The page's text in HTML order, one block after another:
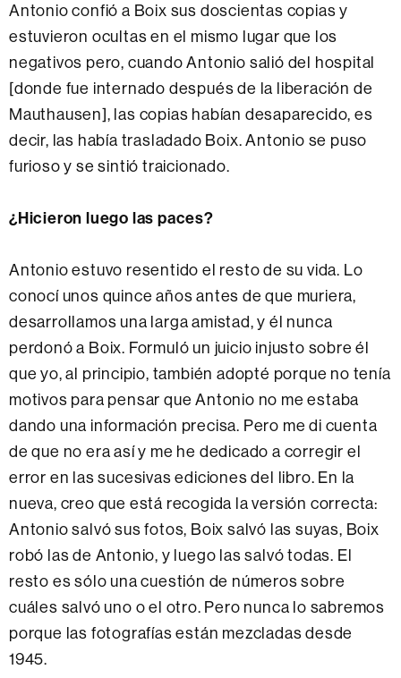
Antonio confió a Boix sus doscientas copias y
estuvieron ocultas en el mismo lugar que los
negativos pero, cuando Antonio salió del hospital
[donde fue internado después de la liberación de
Mauthausen], las copias habían desaparecido, es
decir, las había trasladado Boix. Antonio se puso
furioso y se sintió traicionado.
¿Hicieron luego las paces?
Antonio estuvo resentido el resto de su vida. Lo
conocí unos quince años antes de que muriera,
desarrollamos una larga amistad, y él nunca
perdonó a Boix. Formuló un juicio injusto sobre él
que yo, al principio, también adopté porque no tenía
motivos para pensar que Antonio no me estaba
dando una información precisa. Pero me di cuenta
de que no era así y me he dedicado a corregir el
error en las sucesivas ediciones del libro. En la
nueva, creo que está recogida la versión correcta:
Antonio salvó sus fotos, Boix salvó las suyas, Boix
robó las de Antonio, y luego las salvó todas. El
resto es sólo una cuestión de números sobre
cuáles salvó uno o el otro. Pero nunca lo sabremos
porque las fotografías están mezcladas desde
1945.